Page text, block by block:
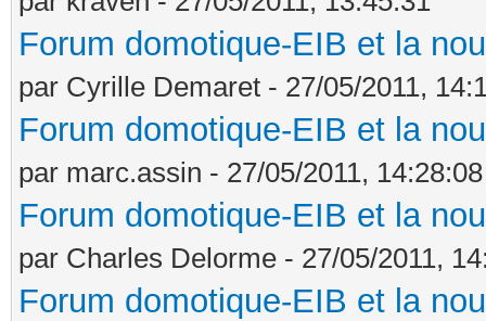
Forum domotique-EIB et la
par Cyrille Demaret - 27/05/2011,
Forum domotique-EIB et la
par marc.assin - 27/05/2011, 14:28:08
Forum domotique-EIB et la
par Charles Delorme - 27/05/2011,
Forum domotique-EIB et la